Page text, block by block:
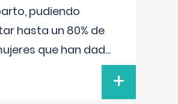
pudiendo
hasta un 80% de
que han dad...
+